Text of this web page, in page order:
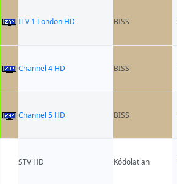
ITV 1 London HD BISS
Channel 4 HD BISS
Channel 5 HD BISS
STV HD Kódolatlan